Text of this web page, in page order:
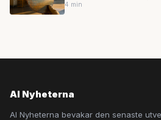
4 min
AI Nyheterna
AI Nyheterna bevakar den senaste